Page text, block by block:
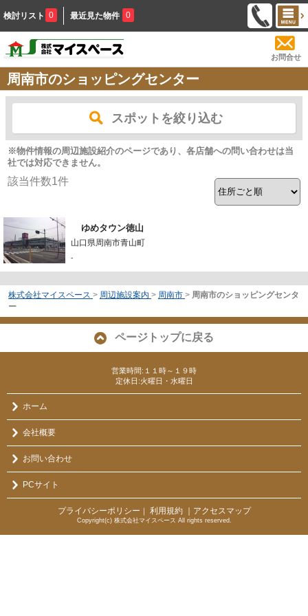
検討リスト 0 最近見た物件 0
お問合せ
周南市のショッピングセンター
スポットを絞り込む
※物件情報の周辺施設紹介のページであり、各店舗への問い合わせは当
社では対応できません。
該当件数1件
ゆめタウン徳山
山口県周南市青山町
-
株式会社マイスペース > 周辺施設案内 > 周南市 > 周南市のショッピングセンタ
ー
ページトップに戻る
営業時間:１１時～１９時
定休日:火曜日・水曜日
ホーム
会社概要
お問い合わせ
PCサイト
プライバシーポリシー ｜ 利用規約 ｜アクセスマップ
Copyright(c) 株式会社マイスペース All rights reserved.